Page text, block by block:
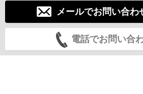
メールでお問い合わ
電話でお問い合